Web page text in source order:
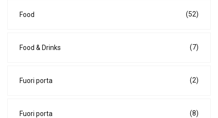
Food (52)
Food & Drinks (7)
Fuori porta (2)
Fuori porta (8)